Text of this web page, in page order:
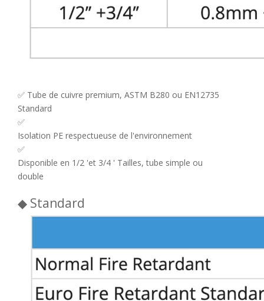
✅ Tube de cuivre premium, ASTM B280 ou EN12735
Standard
✅
Isolation PE respectueuse de l'environnement
✅
Disponible en 1/2 'et 3/4 ' Tailles, tube simple ou
double
◆ Standard